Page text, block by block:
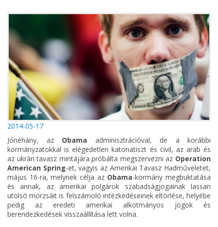
2014-05-17
Jónéhány, az Obama adminisztrációval, de a korábbi
kormányzatokkal is elégedetlen katonatiszt és civil, az arab és
az ukrán tavasz mintájára próbálta megszervezni az Operation
American Spring-et, vagyis az Amerikai Tavasz Hadműveletet,
május 16-ra, melynek célja az Obama-kormány megbuktatása
és annak, az amerikai polgárok szabadságjogainak lassan
utolsó morzsáit is felszámoló intézkedéseinek eltörlése, helyébe
pedig az eredeti amerikai alkotmányos jogok és
berendezkedések visszaállítása lett volna.